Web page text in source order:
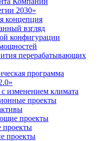
2030»
концепция
взгляд
конфигурации
перерабатывающих
программа
изменением климата
проекты
проекты
проекты
проекты